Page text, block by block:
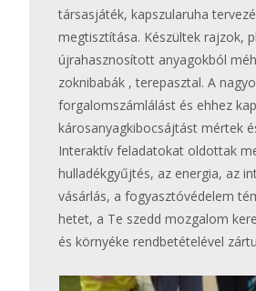
társasjáték, kapszularuha
megtisztítása. Készültek rajzok,
újrahasznosított anyagokból
zoknibabák , terepasztal. A
forgalomszámlálást és ehhez
károsanyagkibocsájtást mértek
Interaktív feladatokat oldottak
hulladékgyűjtés, az energia, az
vásárlás, a fogyasztóvédelem
hetet, a Te szedd mozgalom
és környéke rendbetételével